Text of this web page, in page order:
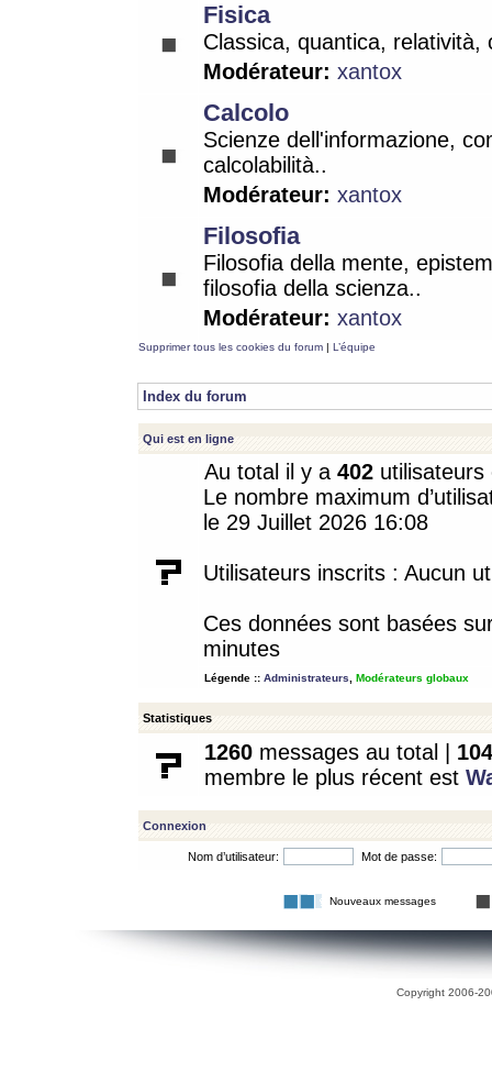
Fisica
Classica, quantica, relatività,
Modérateur: xantox
Calcolo
Scienze dell'informazione,
calcolabilità..
Modérateur: xantox
Filosofia
Filosofia della mente,
filosofia della scienza..
Modérateur: xantox
Supprimer tous les cookies du forum | L’équipe
Index du forum
Qui est en ligne
Au total il y a 402
Le nombre maximum
le 29 Juillet 2026 16:08
Utilisateurs inscrits : Aucun
Ces données sont basées
minutes
Légende :: Administrateurs Modérateurs globaux
Statistiques
1260 messages au total | 104
membre le plus récent est
Connexion
Nom d’utilisateur: Mot de passe:
Nouveaux messages
Copyright 2006-